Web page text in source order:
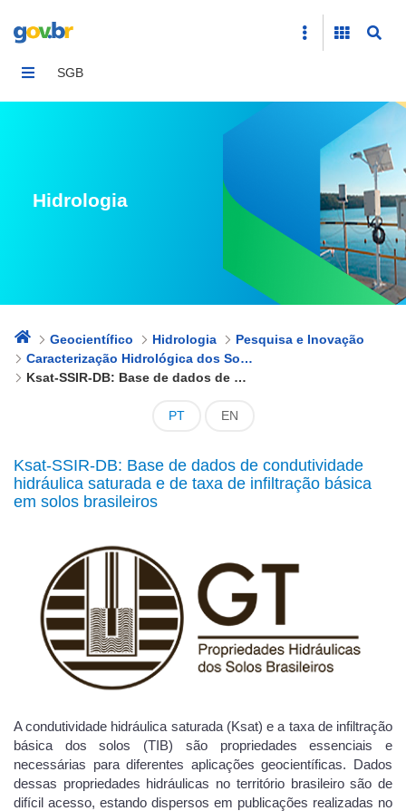
SGB
Hidrologia
Geocientífico Hidrologia
Pesquisa e Inovação
Caracterização Hidrológica dos Solos
Ksat-SSIR-DB: Base de dados de condutividade hidráulica saturada e de taxa de infiltração básica em solos brasileiros
PT EN
Ksat-SSIR-DB: Base de dados de condutividade
hidráulica saturada e de taxa de infiltração básica
em solos brasileiros
A condutividade hidráulica saturada (Ksat) e a taxa de infiltração
básica dos solos (TIB) são propriedades essenciais e
necessárias para diferentes aplicações geocientíficas. Dados
dessas propriedades hidráulicas no território brasileiro são de
difícil acesso, estando dispersos em publicações realizadas no